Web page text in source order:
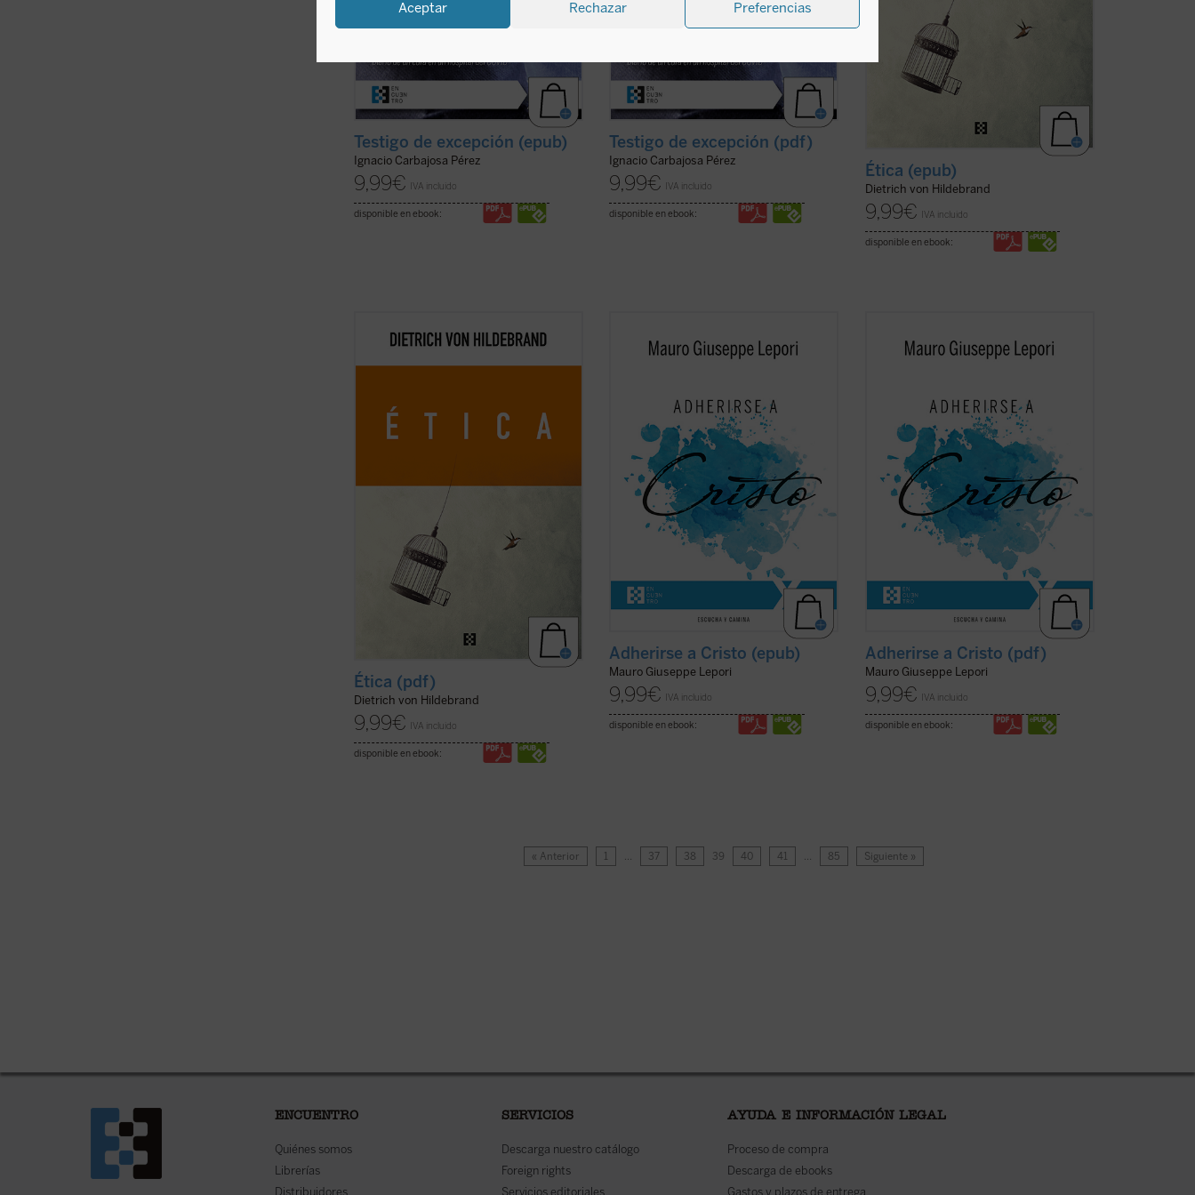
Aceptar Rechazar Preferencias
Testigo de excepción (epub)
Ignacio Carbajosa Pérez
9,99€ IVA incluido
disponible en ebook:
Testigo de excepción (pdf)
Ignacio Carbajosa Pérez
9,99€ IVA incluido
disponible en ebook:
Ética (epub)
Dietrich von Hildebrand
9,99€ IVA incluido
disponible en ebook:
Este libro es ya un clásico de la filosofía
profundidad de sus tesis, deslumbrante
experiencia cotidiana, una descripción
global de ...
Ética (pdf)
Dietrich von Hildebrand
9,99€ IVA incluido
disponible en ebook:
Escucha y caminarecoge un nuevo ciclo
capitulares", el P. Mauro Lepori, abad
general de la Orden del Císter, ofrece en
el marco del Curso ...(ver ficha)
Adherirse a Cristo (epub)
Mauro Giuseppe Lepori
9,99€ IVA incluido
disponible en ebook:
Escucha y caminarecoge un nuevo ciclo
capitulares", el P. Mauro Lepori, abad
general de la Orden del Císter, ofrece en
el marco del Curso ...(ver ficha)
Adherirse a Cristo (pdf)
Mauro Giuseppe Lepori
9,99€ IVA incluido
disponible en ebook:
« Anterior 1 … 37 38 39 40 41 … 85 Siguiente »
ENCUENTRO
Quiénes somos
Librerías
Distribuidores
SERVICIOS
Descarga nuestro catálogo
Foreign rights
Servicios editoriales
AYUDA E INFORMACIÓN LEGAL
Proceso de compra
Descarga de ebooks
Gastos y plazos de entrega